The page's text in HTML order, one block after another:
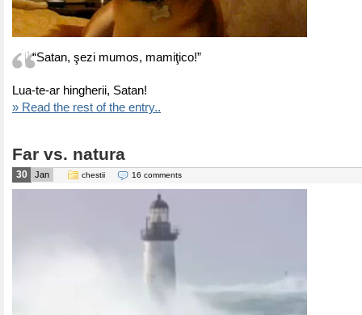
“Satan, şezi mumos, mamiţico!”
Lua-te-ar hingherii, Satan!
» Read the rest of the entry..
Far vs. natura
30 Jan chestii 16 comments